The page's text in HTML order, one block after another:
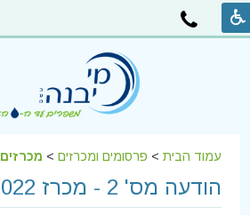
עמוד הבית> פרסומים ומכרזים> מכרזים
הודעה מס' 2 - מכרז 03-2022